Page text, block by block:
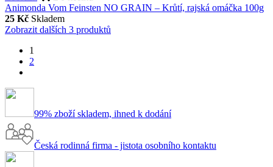
Animonda Vom Feinsten NO GRAIN – Krůtí, rajská omáčka 100g
25 Kč Skladem
Zobrazit dalších 3 produktů
1
2
99% zboží skladem, ihned k dodání
Česká rodinná firma - jistota osobního kontaktu